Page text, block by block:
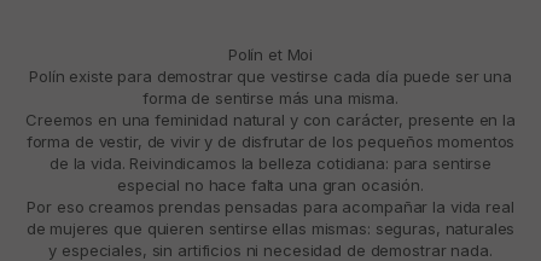
Polín et Moi
Polín existe para demostrar que vestirse cada día puede ser una
forma de sentirse más una misma.
Creemos en una feminidad natural y con carácter, presente en la
forma de vestir, de vivir y de disfrutar de los pequeños momentos
de la vida. Reivindicamos la belleza cotidiana: para sentirse
especial no hace falta una gran ocasión.
Por eso creamos prendas pensadas para acompañar la vida real
de mujeres que quieren sentirse ellas mismas: seguras, naturales
y especiales, sin artificios ni necesidad de demostrar nada.